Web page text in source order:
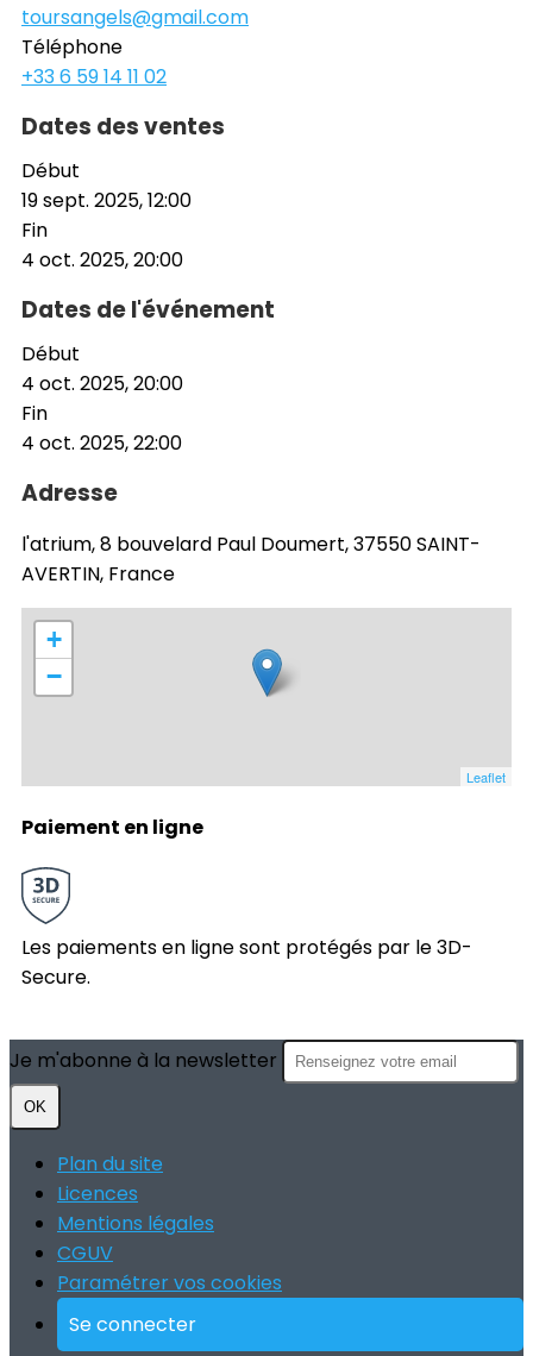
toursangels@gmail.com
Téléphone
+33 6 59 14 11 02
Dates des ventes
Début
19 sept. 2025, 12:00
Fin
4 oct. 2025, 20:00
Dates de l'événement
Début
4 oct. 2025, 20:00
Fin
4 oct. 2025, 22:00
Adresse
l'atrium, 8 bouvelard Paul Doumert, 37550 SAINT-
AVERTIN, France
+
−
Leaflet
Paiement en ligne
Les paiements en ligne sont protégés par le 3D-
Secure.
Je m'abonne à la newsletter
OK
Plan du site
Licences
Mentions légales
CGUV
Paramétrer vos cookies
Se connecter